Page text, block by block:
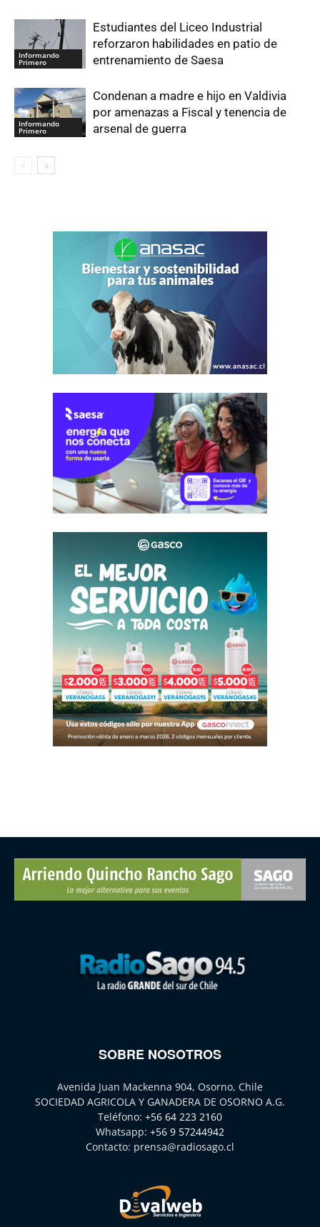
Informando
Primero
Estudiantes del Liceo Industrial
reforzaron habilidades en patio de
entrenamiento de Saesa
Informando
Primero
Condenan a madre e hijo en Valdivia
por amenazas a Fiscal y tenencia de
arsenal de guerra
SOBRE NOSOTROS
Avenida Juan Mackenna 904, Osorno, Chile
SOCIEDAD AGRICOLA Y GANADERA DE OSORNO A.G.
Teléfono: +56 64 223 2160
Whatsapp: +56 9 57244942
Contacto: prensa@radiosago.cl